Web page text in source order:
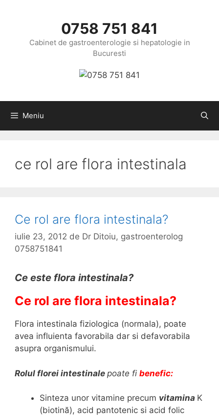
0758 751 841
Cabinet de gastroenterologie si hepatologie in
Bucuresti
Meniu
ce rol are flora intestinala
Ce rol are flora intestinala?
iulie 23, 2012 de Dr Ditoiu, gastroenterolog
0758751841
Ce este flora intestinala?
Ce rol are flora intestinala?
Flora intestinala fiziologica (normala), poate
avea influienta favorabila dar si defavorabila
asupra organismului.
Rolul florei intestinale poate fi benefic:
Sinteza unor vitamine precum vitamina K
(biotină), acid pantotenic si acid folic